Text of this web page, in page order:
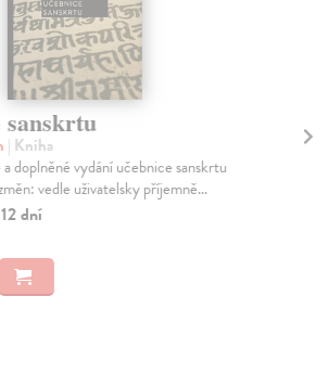
sanskrtu
| Kniha
doplněné vydání učebnice sanskrtu
vedle uživatelsky příjemně...
dní